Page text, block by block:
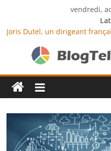
vendredi,
Joris Dutel, un dirigeant
Agria Assurance Animaux :
démarque-t-elle de la
JCA Academy : l’excellence au
financière
Denis Bouclon : la diplomatie
Next Terra International : des
du commerce international